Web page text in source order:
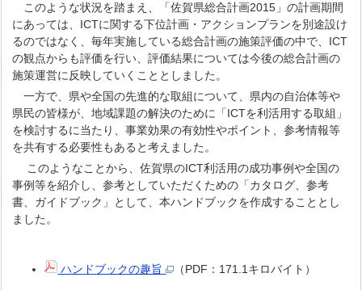
このような状況を踏まえ、「佐賀県総合計画2015」の計画期間
にあっては、ICTに関する下位計画・アクションプランを別途設け
るのではなく、毎年実施している総合計画の施策評価の中で、ICT
の観点からも評価を行い、評価結果については今後の総合計画の
施策運営に反映していくこととしました。
一方で、県や全国の先進的な取組について、県内の自治体等や
県民の皆様が、地域課題の解決のために「ICTを利活用する取組」
を検討するに当たり、事業効果の有効性やポイント、参考情報等
を共有する必要性もあると考えました。
このようなことから、佐賀県のICT利活用の成功事例や全国の
事例等を紹介し、参考としていただくための「カタログ、参考
書、ガイドブック」として、本ハンドブックを作成することとし
ました。
ハンドブックの趣旨 （PDF：171.1キロバイト）